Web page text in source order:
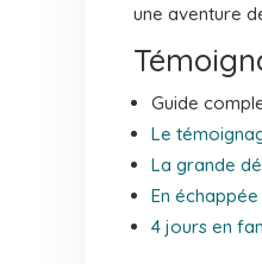
une aventure
Guide
Le
La grande
En
4 jours en